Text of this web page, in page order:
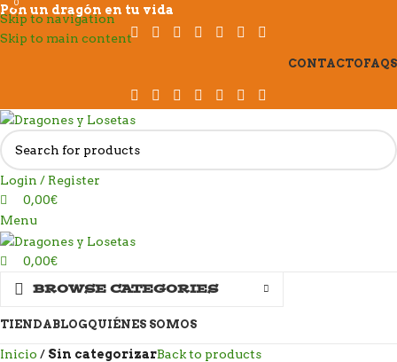
Skip to navigation
Skip to main content
Pon un dragón en tu vida
CONTACTOFAQS
Login / Register
0
0,00€
Menu
0
0,00€
BROWSE CATEGORIES
TIENDABLOGQUIÉNES SOMOS
Inicio Sin categorizarBack to products